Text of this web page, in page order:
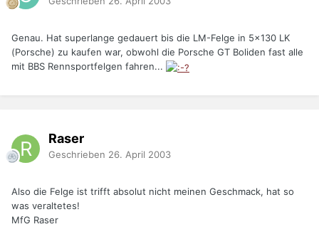
Genau. Hat superlange gedauert bis die LM-Felge in 5x130 LK
(Porsche) zu kaufen war, obwohl die Porsche GT Boliden fast alle
mit BBS Rennsportfelgen fahren...
Raser
Geschrieben 26. April 2003
Also die Felge ist trifft absolut nicht meinen Geschmack, hat so
was veraltetes!
MfG Raser